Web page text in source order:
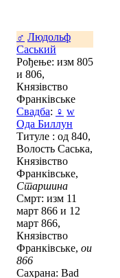
♂ Людольф
Саський
Рођење: изм 805
и 806,
Князівство
Франківське
Свадба: ♀ w
Ода Биллун
Титуле : од 840,
Волость Саська,
Князівство
Франківське,
Старшина
Смрт: изм 11
март 866 и 12
март 866,
Князівство
Франківське, ou
866
Сахрана: Bad